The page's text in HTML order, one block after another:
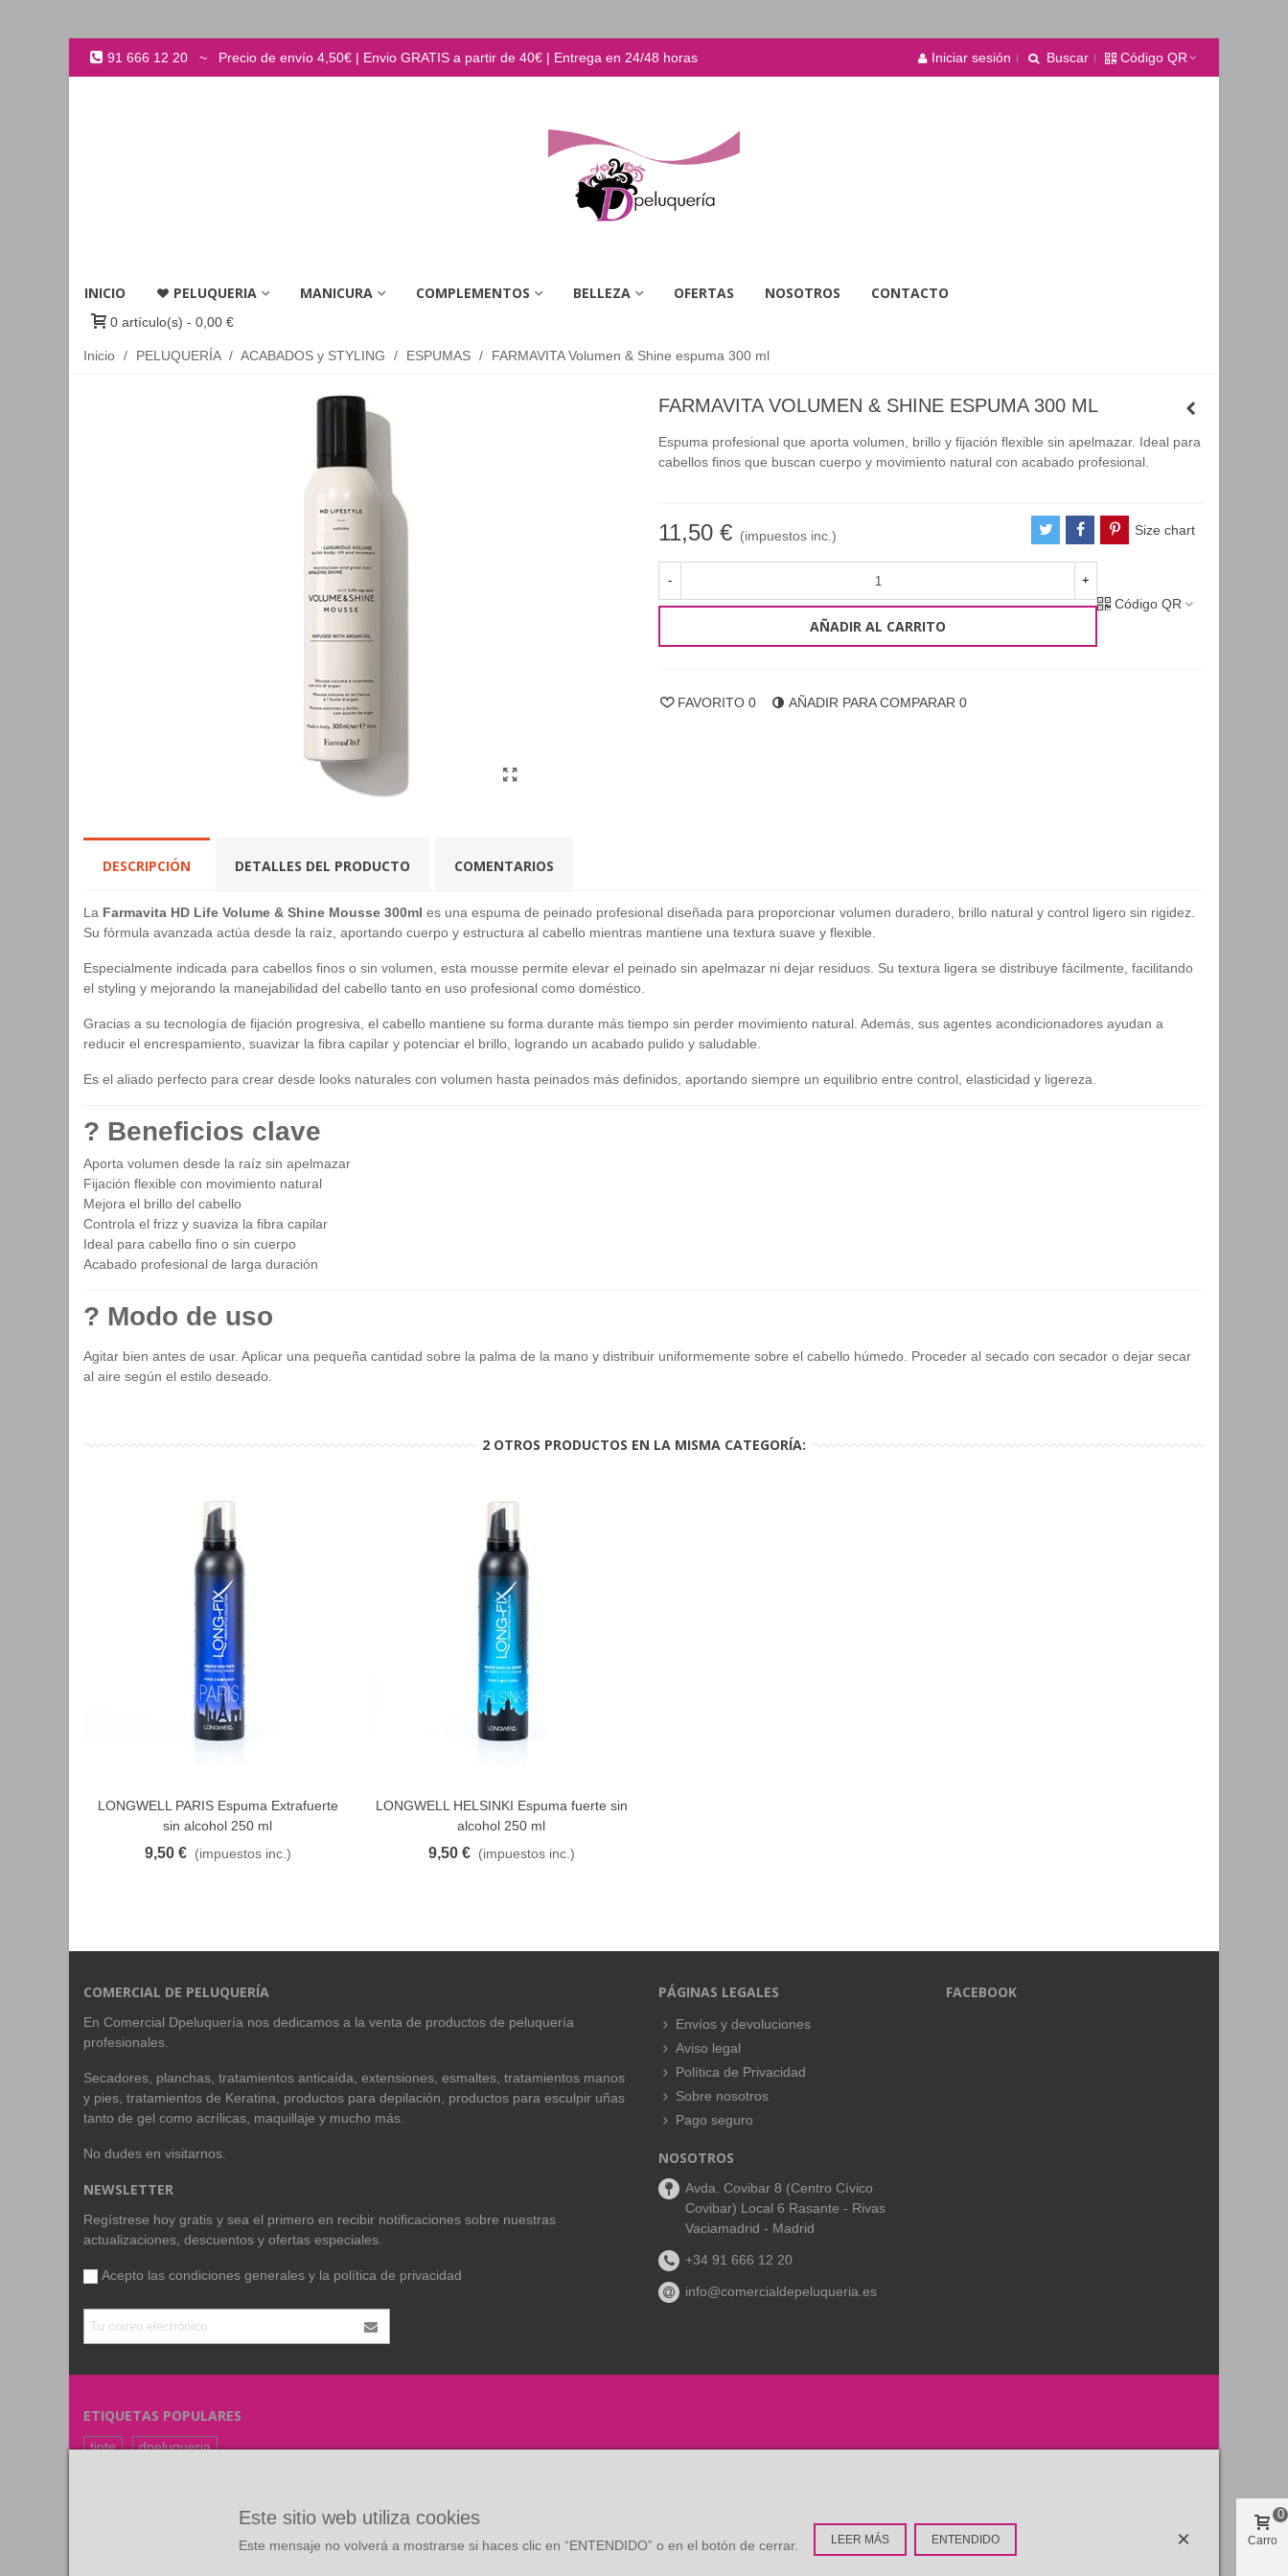
91 666 12 20 ~ Precio de envío 4,50€ | Envio GRATIS a partir de 40€ | Entrega en 24/48 horas Iniciar sesión Buscar Código QR
INICIO PELUQUERIA MANICURA COMPLEMENTOS BELLEZA OFERTAS NOSOTROS CONTACTO
0 artículo(s) - 0,00 €
Inicio / PELUQUERÍA / ACABADOS y STYLING / ESPUMAS / FARMAVITA Volumen & Shine espuma 300 ml
FARMAVITA VOLUMEN & SHINE ESPUMA 300 ML
Espuma profesional que aporta volumen, brillo y fijación flexible sin apelmazar. Ideal para
cabellos finos que buscan cuerpo y movimiento natural con acabado profesional.
11,50 € (impuestos inc.) Size chart
- +
AÑADIR AL CARRITO
Código QR
FAVORITO 0 AÑADIR PARA COMPARAR 0
DESCRIPCIÓN DETALLES DEL PRODUCTO COMENTARIOS
La Farmavita HD Life Volume & Shine Mousse 300ml es una espuma de peinado profesional diseñada para proporcionar volumen duradero, brillo natural y control ligero sin rigidez.
Su fórmula avanzada actúa desde la raíz, aportando cuerpo y estructura al cabello mientras mantiene una textura suave y flexible.
Especialmente indicada para cabellos finos o sin volumen, esta mousse permite elevar el peinado sin apelmazar ni dejar residuos. Su textura ligera se distribuye fácilmente, facilitando
el styling y mejorando la manejabilidad del cabello tanto en uso profesional como doméstico.
Gracias a su tecnología de fijación progresiva, el cabello mantiene su forma durante más tiempo sin perder movimiento natural. Además, sus agentes acondicionadores ayudan a
reducir el encrespamiento, suavizar la fibra capilar y potenciar el brillo, logrando un acabado pulido y saludable.
Es el aliado perfecto para crear desde looks naturales con volumen hasta peinados más definidos, aportando siempre un equilibrio entre control, elasticidad y ligereza.
? Beneficios clave
Aporta volumen desde la raíz sin apelmazar
Fijación flexible con movimiento natural
Mejora el brillo del cabello
Controla el frizz y suaviza la fibra capilar
Ideal para cabello fino o sin cuerpo
Acabado profesional de larga duración
? Modo de uso
Agitar bien antes de usar. Aplicar una pequeña cantidad sobre la palma de la mano y distribuir uniformemente sobre el cabello húmedo. Proceder al secado con secador o dejar secar
al aire según el estilo deseado.
2 OTROS PRODUCTOS EN LA MISMA CATEGORÍA:
FAVORITO
LONGWELL PARIS Espuma Extrafuerte
sin alcohol 250 ml
9,50 € (impuestos inc.)
FAVORITO
LONGWELL HELSINKI Espuma fuerte sin
alcohol 250 ml
9,50 € (impuestos inc.)
COMERCIAL DE PELUQUERÍA
En Comercial Dpeluquería nos dedicamos a la venta de productos de peluquería
profesionales.
Secadores, planchas, tratamientos anticaída, extensiones, esmaltes, tratamientos manos
y pies, tratamientos de Keratina, productos para depilación, productos para esculpir uñas
tanto de gel como acrílicas, maquillaje y mucho más.
No dudes en visitarnos.
NEWSLETTER
Regístrese hoy gratis y sea el primero en recibir notificaciones sobre nuestras
actualizaciones, descuentos y ofertas especiales.
Acepto las condiciones generales y la política de privacidad
PÁGINAS LEGALES
Envíos y devoluciones
Aviso legal
Política de Privacidad
Sobre nosotros
Pago seguro
NOSOTROS
Avda. Covibar 8 (Centro Cívico
Covibar) Local 6 Rasante - Rivas
Vaciamadrid - Madrid
+34 91 666 12 20
info@comercialdepeluqueria.es
FACEBOOK
ETIQUETAS POPULARES
tinte
dpeluqueria
Carro
0
Este sitio web utiliza cookies
Este mensaje no volverá a mostrarse si haces clic en “ENTENDIDO” o en el botón de cerrar. LEER MÁS ENTENDIDO ×